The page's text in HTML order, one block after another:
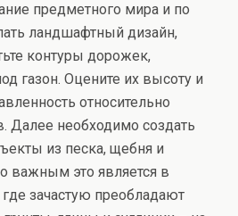
предметного мира и по
ландшафтный дизайн,
контуры дорожек,
газон. Оцените их высоту и
относительно
Далее необходимо создать
из песка, щебня и
важным это является в
зачастую преобладают